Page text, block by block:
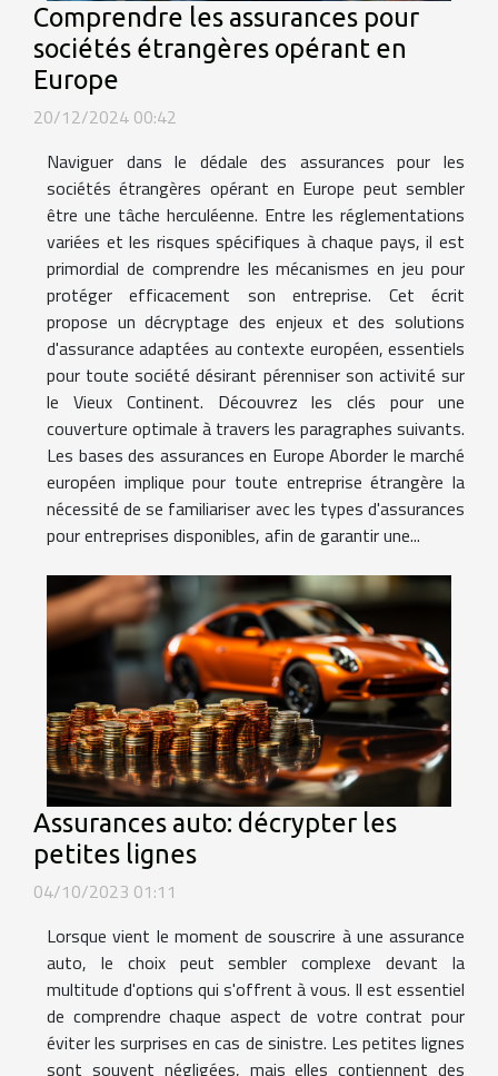
Comprendre les assurances pour
sociétés étrangères opérant en
Europe
20/12/2024 00:42
Naviguer dans le dédale des assurances pour les
sociétés étrangères opérant en Europe peut sembler
être une tâche herculéenne. Entre les réglementations
variées et les risques spécifiques à chaque pays, il est
primordial de comprendre les mécanismes en jeu pour
protéger efficacement son entreprise. Cet écrit
propose un décryptage des enjeux et des solutions
d'assurance adaptées au contexte européen, essentiels
pour toute société désirant pérenniser son activité sur
le Vieux Continent. Découvrez les clés pour une
couverture optimale à travers les paragraphes suivants.
Les bases des assurances en Europe Aborder le marché
européen implique pour toute entreprise étrangère la
nécessité de se familiariser avec les types d'assurances
pour entreprises disponibles, afin de garantir une...
Assurances auto: décrypter les
petites lignes
04/10/2023 01:11
Lorsque vient le moment de souscrire à une assurance
auto, le choix peut sembler complexe devant la
multitude d'options qui s'offrent à vous. Il est essentiel
de comprendre chaque aspect de votre contrat pour
éviter les surprises en cas de sinistre. Les petites lignes
sont souvent négligées, mais elles contiennent des